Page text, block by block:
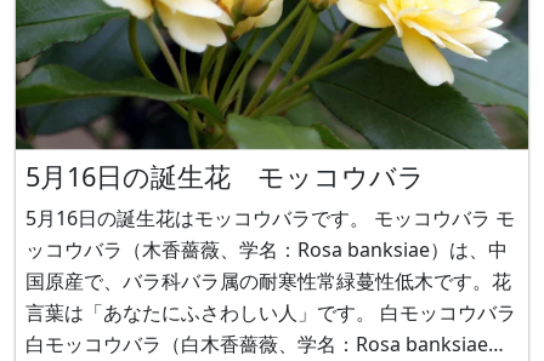
5月16日の誕生花 モッコウバラ
5月16日の誕生花はモッコウバラです。 モッコウバラ モ
ッコウバラ（木香薔薇、学名：Rosa banksiae）は、中
国原産で、バラ科バラ属の耐寒性常緑蔓性低木です。花
言葉は「あなたにふさわしい人」です。 白モッコウバラ
白モッコウバラ（白木香薔薇、学名：Rosa banksiae